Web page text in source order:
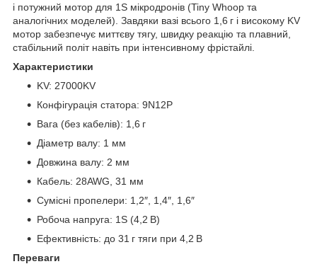
і потужний мотор для 1S мікродронів (Tiny Whoop та
аналогічних моделей). Завдяки вазі всього 1,6 г і високому KV
мотор забезпечує миттєву тягу, швидку реакцію та плавний,
стабільний політ навіть при інтенсивному фрістайлі.
Характеристики
KV: 27000KV
Конфігурація статора: 9N12P
Вага (без кабелів): 1,6 г
Діаметр валу: 1 мм
Довжина валу: 2 мм
Кабель: 28AWG, 31 мм
Сумісні пропелери: 1,2″, 1,4″, 1,6″
Робоча напруга: 1S (4,2 В)
Ефективність: до 31 г тяги при 4,2 В
Переваги